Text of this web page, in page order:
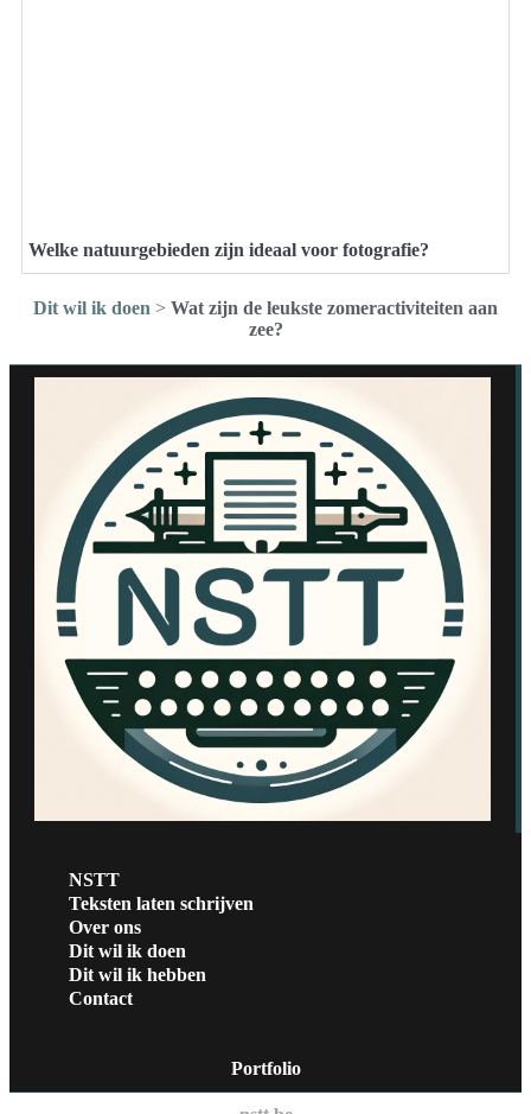
Welke natuurgebieden zijn ideaal voor fotografie?
Dit wil ik doen > Wat zijn de leukste zomeractiviteiten aan
zee?
NSTT
Teksten laten schrijven
Over ons
Dit wil ik doen
Dit wil ik hebben
Contact
Portfolio